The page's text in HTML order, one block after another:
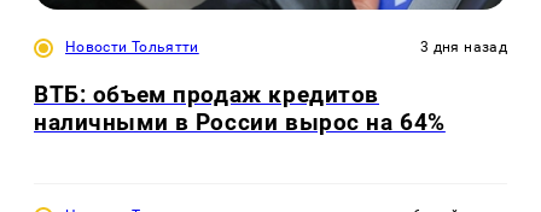
Новости Тольятти 3 дня назад
ВТБ: объем продаж кредитов
наличными в России вырос на 64%